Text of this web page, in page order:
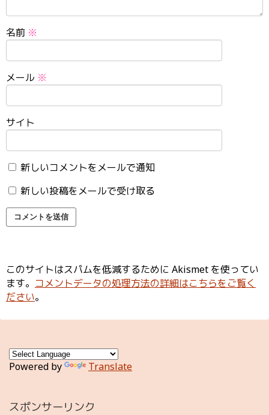
名前 ※
メール ※
サイト
新しいコメントをメールで通知
新しい投稿をメールで受け取る
このサイトはスパムを低減するために Akismet を使ってい
ます。 コメントデータの処理方法の詳細はこちらをご覧く
ださい。
Powered by Translate
スポンサーリンク